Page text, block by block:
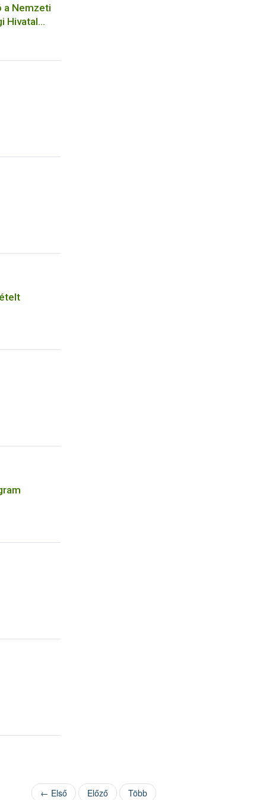
a Nemzeti
Hivatal
← Első Előző Több